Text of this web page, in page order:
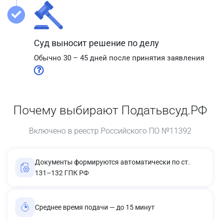
Суд выносит решение по делу
Обычно 30 – 45 дней после принятия заявления
Почему выбирают Податьвсуд.РФ
Включено в реестр Российского ПО №11392
Документы формируются автоматически по ст.
131–132 ГПК РФ
Среднее время подачи — до 15 минут